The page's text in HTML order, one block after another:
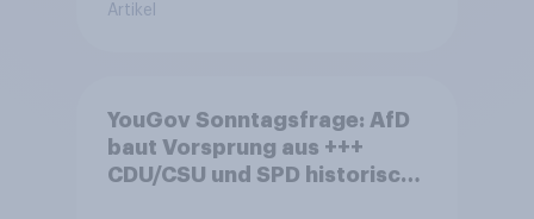
Artikel
YouGov Sonntagsfrage: AfD
baut Vorsprung aus +++
CDU/CSU und SPD historisch